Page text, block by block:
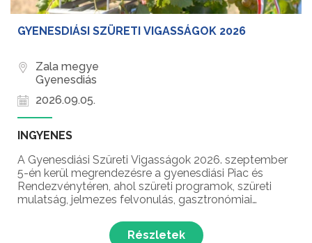
GYENESDIÁSI SZÜRETI VIGASSÁGOK 2026
Zala megye
Gyenesdiás
2026.09.05.
INGYENES
A Gyenesdiási Szüreti Vigasságok 2026. szeptember
5-én kerül megrendezésre a gyenesdiási Piac és
Rendezvénytéren, ahol szüreti programok, szüreti
mulatság, jelmezes felvonulás, gasztronómiai
a látogatókat Gyenesdiás népszerű őszi
Részletek